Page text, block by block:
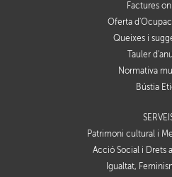
Factures
Oferta
Queixes i
Tauler
Normativa
Bústia
Patrimoni cultural i
Acció Social i Drets
Igualtat,